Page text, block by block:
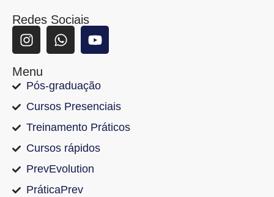
Redes Sociais
Menu
Pós-graduação
Cursos Presenciais
Treinamento Práticos
Cursos rápidos
PrevEvolution
PráticaPrev